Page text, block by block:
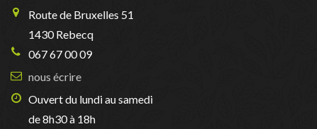
Route de Bruxelles 51
1430 Rebecq
067 67 00 09
nous écrire
Ouvert du lundi au samedi
de 8h30 à 18h